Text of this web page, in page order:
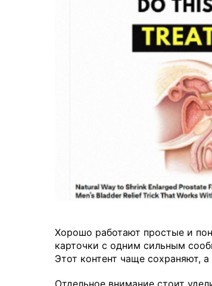
Хорошо работают простые и
карточки с одним сильным
Этот контент чаще сохраняют,
Отдельное внимание стоит